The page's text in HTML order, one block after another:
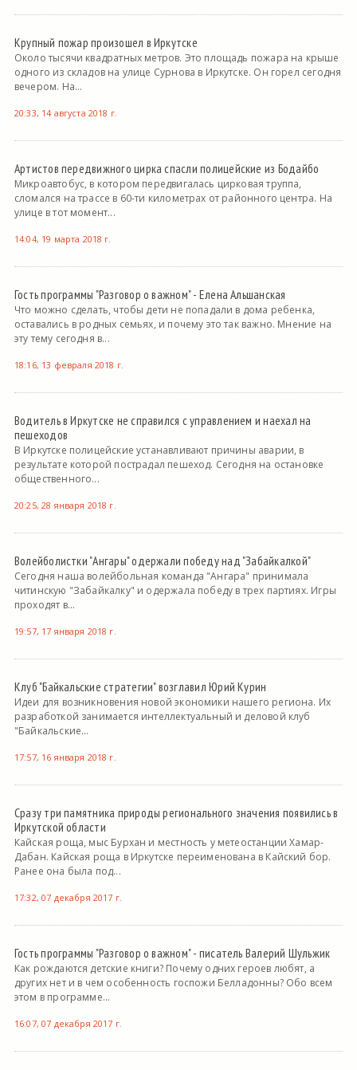
Крупный пожар произошел в Иркутске
Около тысячи квадратных метров. Это площадь пожара на крыше
одного из складов на улице Сурнова в Иркутске. Он горел сегодня
вечером. На...
20:33, 14 августа 2018 г.
Артистов передвижного цирка спасли полицейские из Бодайбо
Микроавтобус, в котором передвигалась цирковая труппа,
сломался на трассе в 60-ти километрах от районного центра. На
улице в тот момент...
14:04, 19 марта 2018 г.
Гость программы "Разговор о важном" - Елена Альшанская
Что можно сделать, чтобы дети не попадали в дома ребенка,
оставались в родных семьях, и почему это так важно. Мнение на
эту тему сегодня в...
18:16, 13 февраля 2018 г.
Водитель в Иркутске не справился с управлением и наехал на
пешеходов
В Иркутске полицейские устанавливают причины аварии, в
результате которой пострадал пешеход. Сегодня на остановке
общественного...
20:25, 28 января 2018 г.
Волейболистки "Ангары" одержали победу над "Забайкалкой"
Сегодня наша волейбольная команда "Ангара" принимала
читинскую "Забайкалку" и одержала победу в трех партиях. Игры
проходят в...
19:57, 17 января 2018 г.
Клуб "Байкальские стратегии" возглавил Юрий Курин
Идеи для возникновения новой экономики нашего региона. Их
разработкой занимается интеллектуальный и деловой клуб
"Байкальские...
17:57, 16 января 2018 г.
Сразу три памятника природы регионального значения появились в
Иркутской области
Кайская роща, мыс Бурхан и местность у метеостанции Хамар-
Дабан. Кайская роща в Иркутске переименована в Кайский бор.
Ранее она была под...
17:32, 07 декабря 2017 г.
Гость программы "Разговор о важном" - писатель Валерий Шульжик
Как рождаются детские книги? Почему одних героев любят, а
других нет и в чем особенность госпожи Белладонны? Обо всем
этом в программе...
16:07, 07 декабря 2017 г.